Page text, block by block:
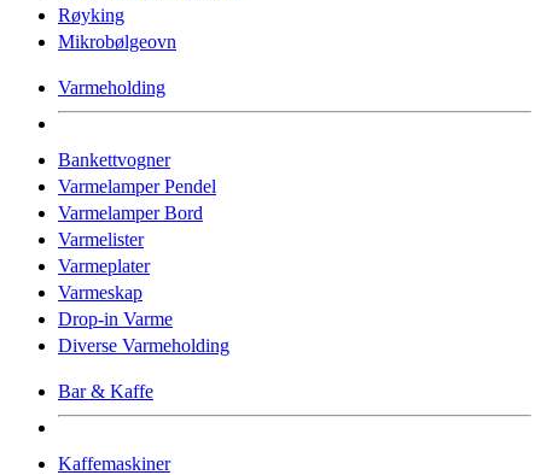
Røyking
Mikrobølgeovn
Varmeholding
Bankettvogner
Varmelamper Pendel
Varmelamper Bord
Varmelister
Varmeplater
Varmeskap
Drop-in Varme
Diverse Varmeholding
Bar & Kaffe
Kaffemaskiner